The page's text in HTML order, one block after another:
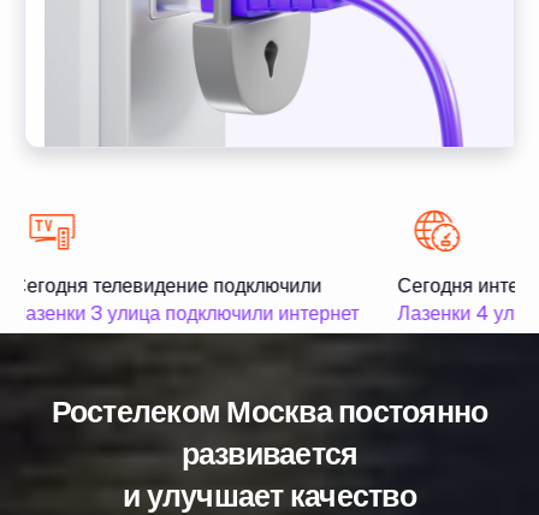
Сегодня телевидение подключили
Лазенки 3 улица подключили интернет
Сегодня
Лазенки 4
Ростелеком Москва постоянно
развивается
и улучшает качество